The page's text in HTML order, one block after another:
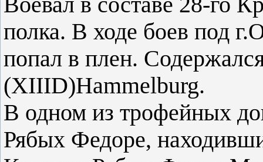
полка. В ходе боев под
попал в плен.
(XIIID)Hammelburg.
В одном из трофейных
Рябых Федоре,